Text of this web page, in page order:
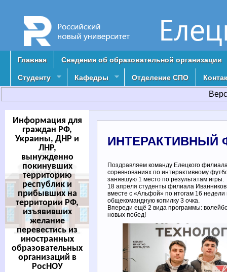
Главная Сведения об образовательной организации
Студенту Кафедры Отделение СПО
ИНТЕРАКТИВНЫЙ
Поздравляем команду Елецкого
соревнованиях по интерактивному
занявшую 1 место по результатам игры.
18 апреля студенты филиала
вместе с «Альфой» по итогам 16
общекомандную копилку 3 очка.
Впереди ещё 2 вида программы:
новых побед!
Информация для
граждан РФ,
Украины, ДНР и
ЛНР,
вынужденно
покинувших
территорию
республик и
прибывших на
территории РФ,
изъявивших
желание
перевестись из
иностранных
образовательных
организаций в
РосНОУ